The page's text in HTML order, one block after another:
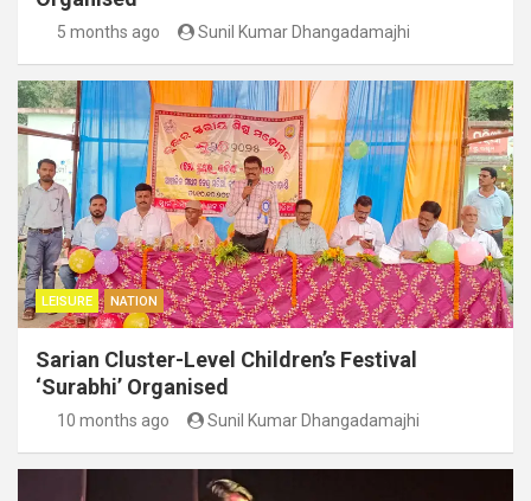
5 months ago Sunil Kumar Dhangadamajhi
LEISURE NATION
Sarian Cluster-Level Children’s Festival
‘Surabhi’ Organised
10 months ago Sunil Kumar Dhangadamajhi